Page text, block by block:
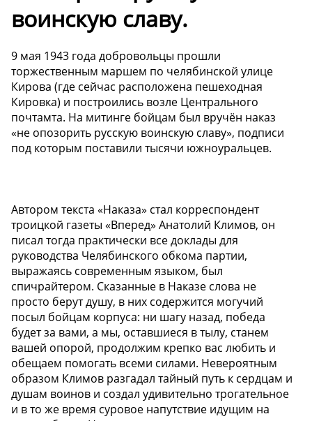
воинскую славу.
9 мая 1943 года добровольцы прошли
торжественным маршем по челябинской улице
Кирова (где сейчас расположена пешеходная
Кировка) и построились возле Центрального
почтамта. На митинге бойцам был вручён наказ
«не опозорить русскую воинскую славу», подписи
под которым поставили тысячи южноуральцев.
Автором текста «Наказа» стал корреспондент
троицкой газеты «Вперед» Анатолий Климов, он
писал тогда практически все доклады для
руководства Челябинского обкома партии,
выражаясь современным языком, был
спичрайтером. Сказанные в Наказе слова не
просто берут душу, в них содержится могучий
посыл бойцам корпуса: ни шагу назад, победа
будет за вами, а мы, оставшиеся в тылу, станем
вашей опорой, продолжим крепко вас любить и
обещаем помогать всеми силами. Невероятным
образом Климов разгадал тайный путь к сердцам и
душам воинов и создал удивительно трогательное
и в то же время суровое напутствие идущим на